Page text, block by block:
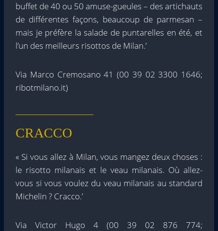
buffet de 40 ou 50 amuse-gueules – des artichauts
de différentes façons, beaucoup de parmesan –
mais je préfère la salade de puntarelles en été, et
l’un des meilleurs risottos de Milan.’
Via Marco Cremosano 41 (00 39 02 3300 1646;
ribotmilano.it)
CRACCO
« Si vous allez à Milan, vous mangez deux choses :
le risotto milanais et le veau milanais. Où allez-
vous si vous voulez du veau milanais au standard
Michelin ? Cracco.’
Via Victor Hugo 4 (00 39 02 876 774;